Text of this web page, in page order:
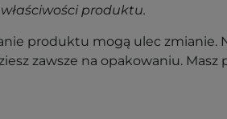
produktu.
produktu mogą ulec zmianie.
zawsze na opakowaniu. Masz